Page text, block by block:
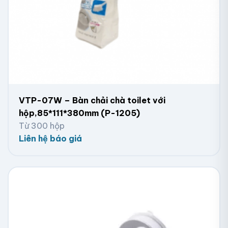
VTP-07W – Bàn chải chà toilet với
hộp,85*111*380mm (P-1205)
Từ 300 hộp
Liên hệ báo giá